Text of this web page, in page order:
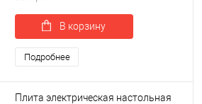
В корзину
Подробнее
Плита электрическая настольная